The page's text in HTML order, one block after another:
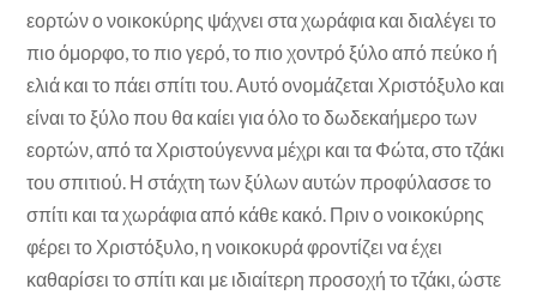
εορτών ο νοικοκύρης ψάχνει στα χωράφια και διαλέγει το
πιο όμορφο, το πιο γερό, το πιο χοντρό ξύλο από πεύκο ή
ελιά και το πάει σπίτι του. Αυτό ονομάζεται Χριστόξυλο και
είναι το ξύλο που θα καίει για όλο το δωδεκαήμερο των
εορτών, από τα Χριστούγεννα μέχρι και τα Φώτα, στο τζάκι
του σπιτιού. Η στάχτη των ξύλων αυτών προφύλασσε το
σπίτι και τα χωράφια από κάθε κακό. Πριν ο νοικοκύρης
φέρει το Χριστόξυλο, η νοικοκυρά φροντίζει να έχει
καθαρίσει το σπίτι και με ιδιαίτερη προσοχή το τζάκι, ώστε